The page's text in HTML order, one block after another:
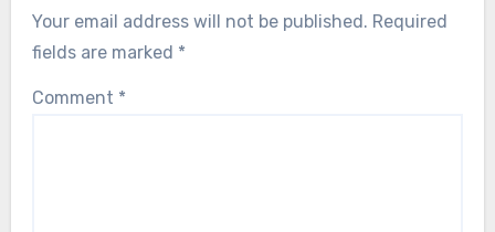
Your email address will not be published. Required
fields are marked *
Comment *